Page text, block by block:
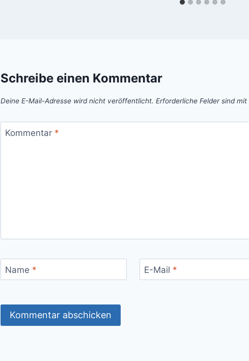
Schreibe einen Kommentar
Deine E-Mail-Adresse wird nicht veröffentlicht. Erforderliche Felder sind mit
Kommentar *
Name * E-Mail *